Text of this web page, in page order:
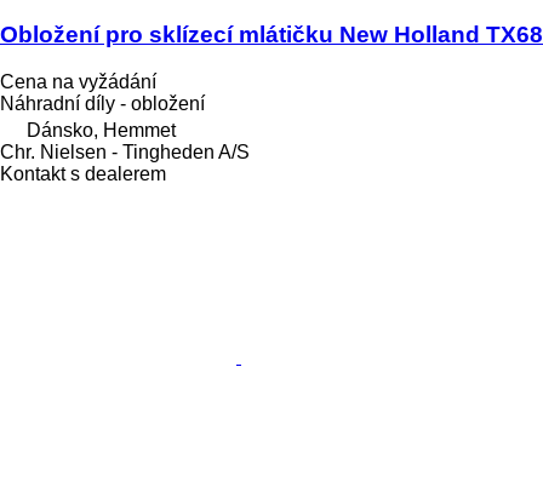
Obložení pro sklízecí mlátičku New Holland TX68
Cena na vyžádání
Náhradní díly - obložení
Dánsko, Hemmet
Chr. Nielsen - Tingheden A/S
Kontakt s dealerem